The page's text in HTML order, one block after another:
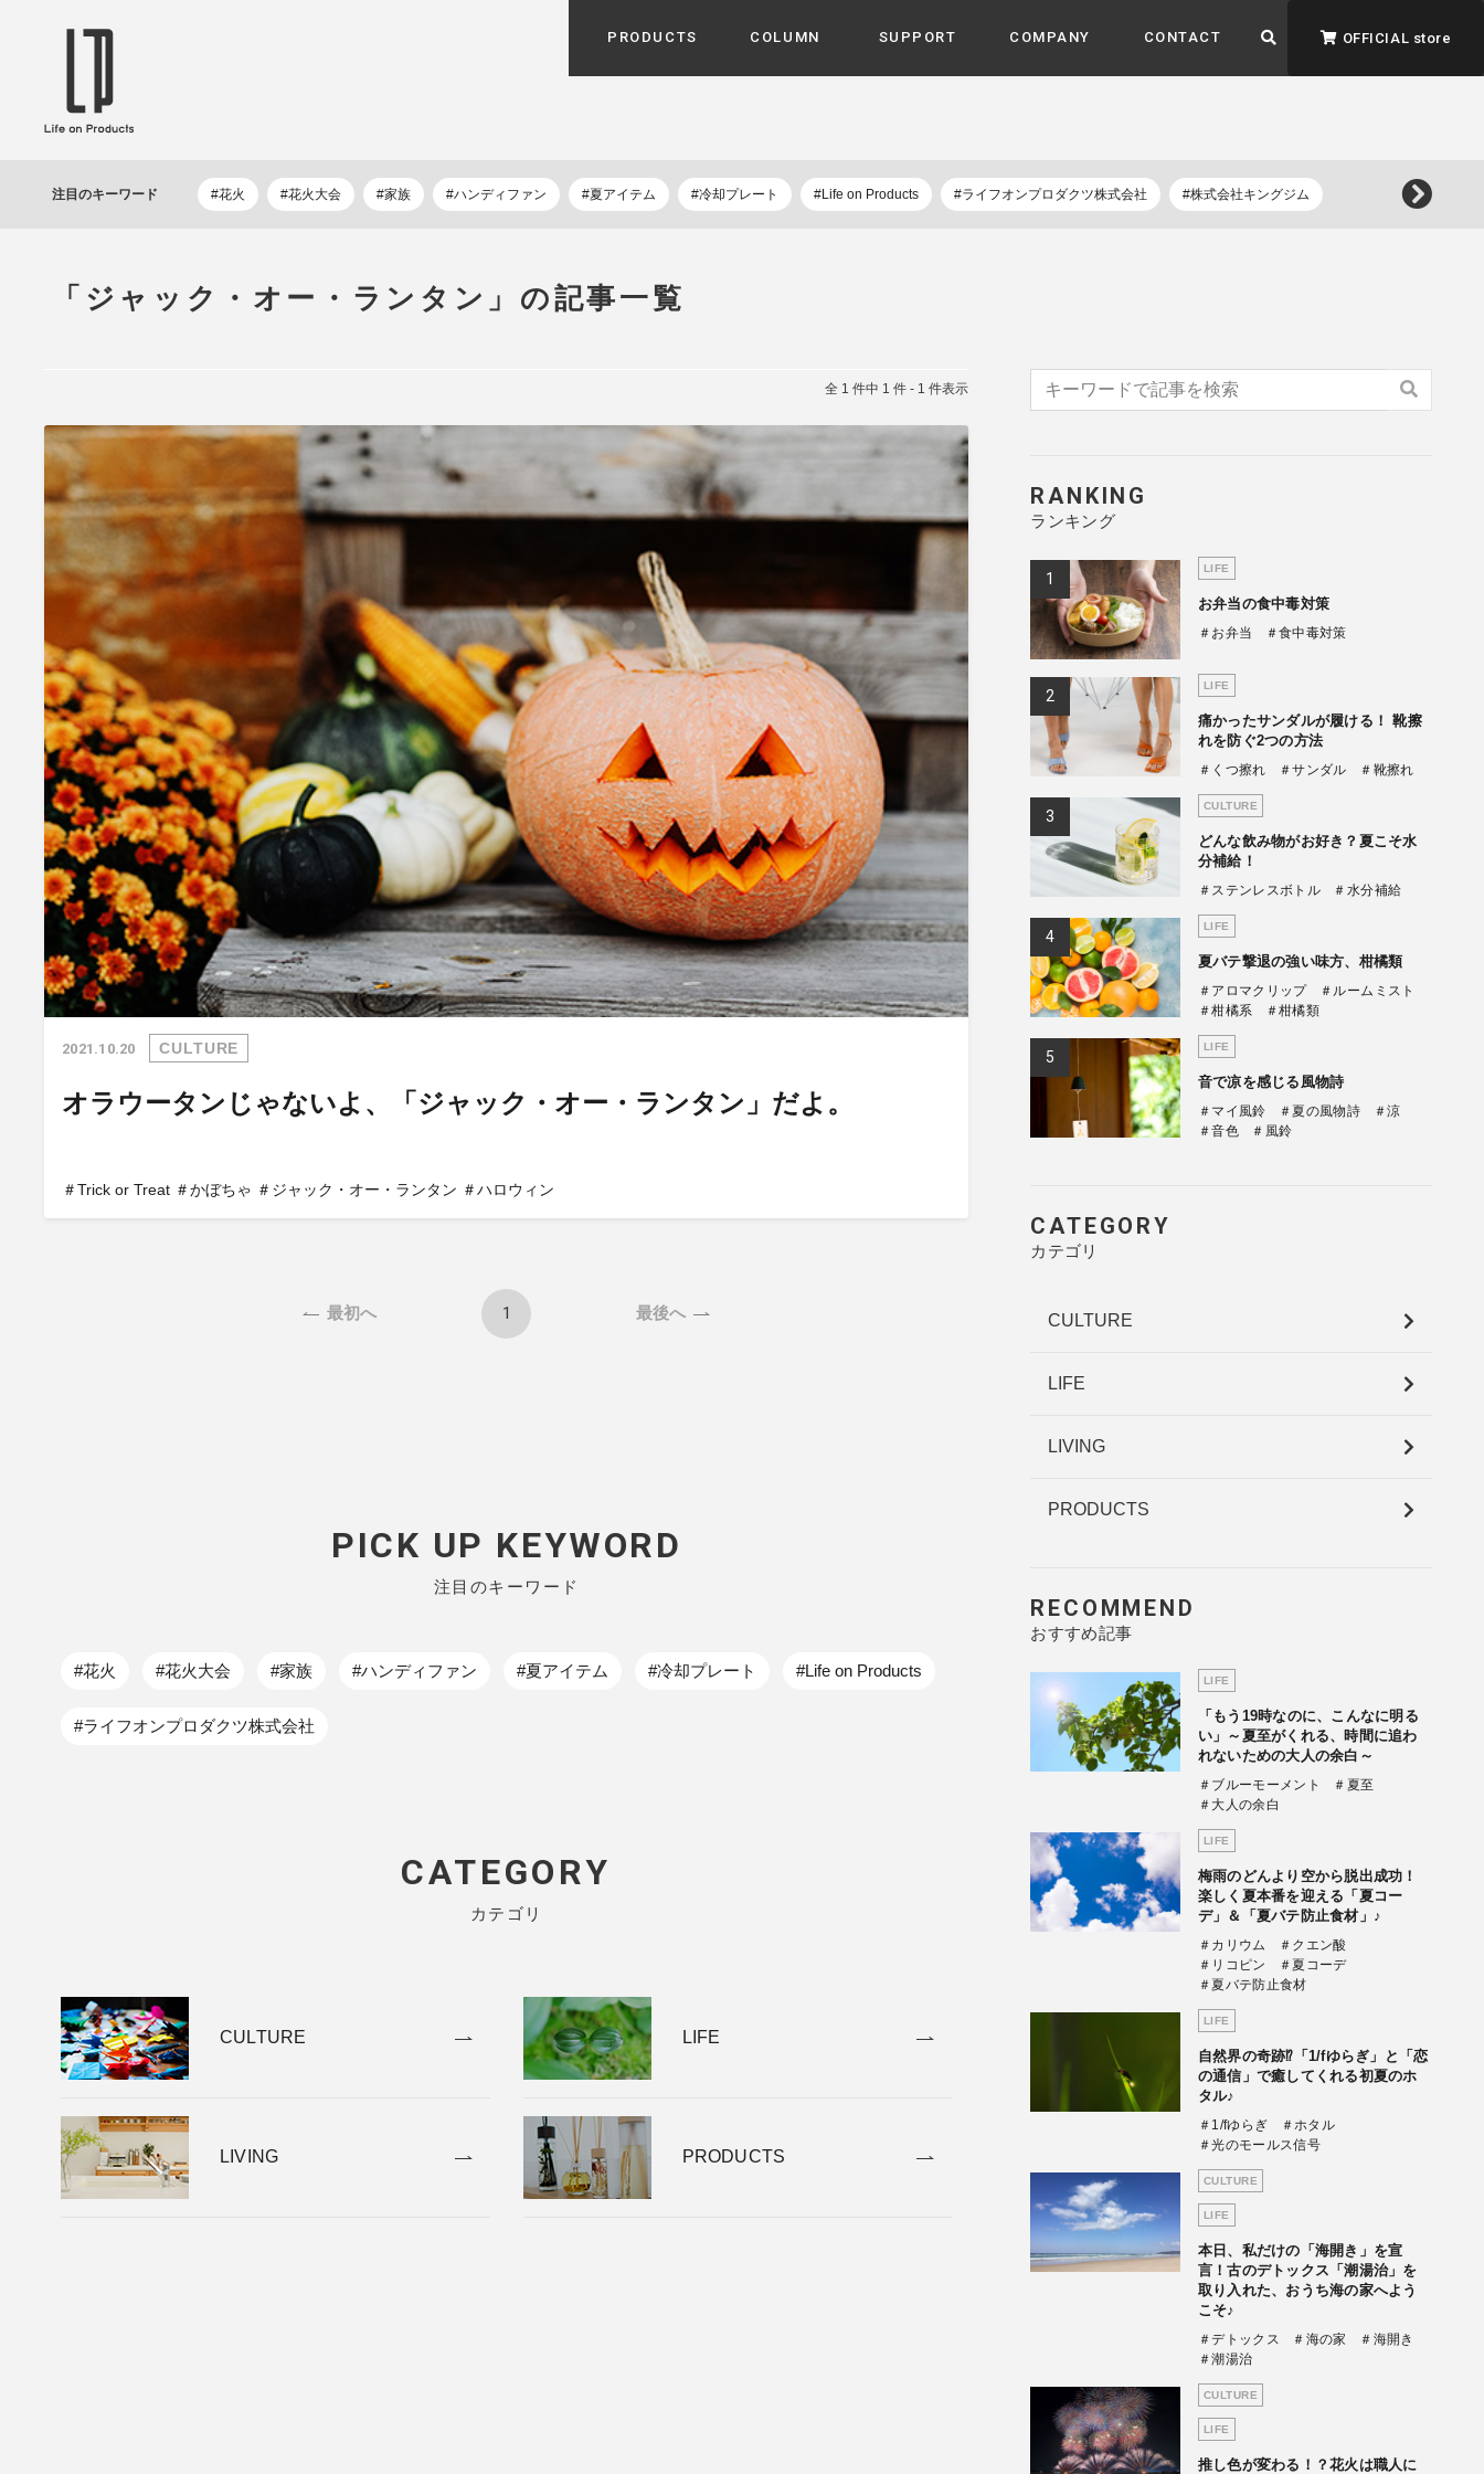
PRODUCTS
冷凍庫 / 掃除用品 / 加湿器 / ハンディ
ファン / ヒーター etc
ディフューザー / ルームスプレー / ア
テリー / アダプター etc
JAVALO ELF plus more
ン / ヒーター etc
Onlili
陶器エコ加湿器 etc
TOUCHBeauty
美顔器 / 多機能ブラシ / ドライヤー
mottole
家事・生活雑貨
ハンモック・ティピー・テント
ライト・シーリングファン
バイク・アウトドア
全商品一覧を見る
COLUMN SUPPORT COMPANY
B to B SERVICE
法人のお客様向けサービス SDGsへの取り組み
CONTACT OFFICIAL store
注目のキーワード #花火 #花火大会 #家族 #ハンディファン #夏アイテム #冷却プレート #Life on Products #ライフオンプロダクツ株式会社 #株式会社キングジム
「ジャック・オー・ランタン」の記事一覧
全 1 件中 1 件 - 1 件表示
2021.10.20 CULTURE
オラウータンじゃないよ、「ジャック・オー・ランタン」だよ。
＃Trick or Treat ＃かぼちゃ ＃ジャック・オー・ランタン ＃ハロウィン
最初へ 1 最後へ
PICK UP KEYWORD
注目のキーワード
#花火 #花火大会 #家族 #ハンディファン #夏アイテム #冷却プレート #Life on Products
#ライフオンプロダクツ株式会社
CATEGORY
カテゴリ
CULTURE LIFE
LIVING PRODUCTS
RANKING
ランキング
LIFE
お弁当の食中毒対策
＃お弁当 ＃食中毒対策
LIFE
痛かったサンダルが履ける！ 靴擦
れを防ぐ2つの方法
＃くつ擦れ ＃サンダル ＃靴擦れ
CULTURE
どんな飲み物がお好き？夏こそ水
分補給！
＃ステンレスボトル ＃水分補給
LIFE
夏バテ撃退の強い味方、柑橘類
＃アロマクリップ
＃ルームミスト
＃柑橘系
＃柑橘類
LIFE
音で凉を感じる風物詩
＃マイ風鈴 ＃夏の風物詩
＃涼
＃音色
＃風鈴
CATEGORY
カテゴリ
CULTURE
LIFE
LIVING
PRODUCTS
RECOMMEND
おすすめ記事
LIFE
「もう19時なのに、こんなに明る
い」～夏至がくれる、時間に追わ
れないための大人の余白～
＃ブルーモーメント
＃夏至
＃大人の余白
LIFE
梅雨のどんより空から脱出成功！
楽しく夏本番を迎える「夏コー
デ」＆「夏バテ防止食材」♪
＃カリウム
＃クエン酸
＃リコピン
＃夏コーデ
＃夏バテ防止食材
LIFE
自然界の奇跡⁉「1/fゆらぎ」と「恋
の通信」で癒してくれる初夏のホ
タル♪
＃1/fゆらぎ
＃ホタル
＃光のモールス信号
CULTURE
LIFE
本日、私だけの「海開き」を宣
言！古のデトックス「潮湯治」を
取り入れた、おうち海の家へよう
こそ♪
＃デトックス ＃海の家
＃海開き
＃潮湯治
CULTURE
LIFE
推し色が変わる！？花火は職人に